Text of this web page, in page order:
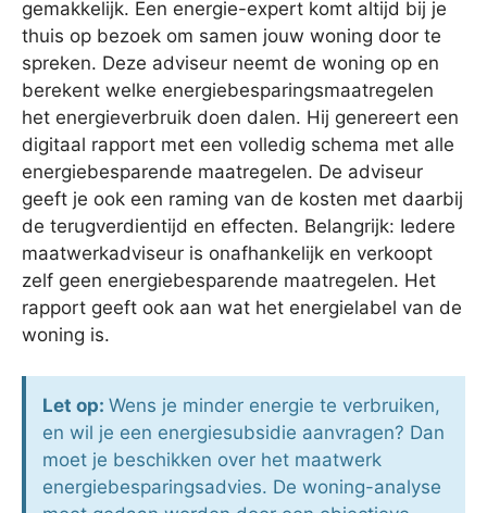
gemakkelijk. Een energie-expert komt altijd bij je
thuis op bezoek om samen jouw woning door te
spreken. Deze adviseur neemt de woning op en
berekent welke energiebesparingsmaatregelen
het energieverbruik doen dalen. Hij genereert een
digitaal rapport met een volledig schema met alle
energiebesparende maatregelen. De adviseur
geeft je ook een raming van de kosten met daarbij
de terugverdientijd en effecten. Belangrijk: Iedere
maatwerkadviseur is onafhankelijk en verkoopt
zelf geen energiebesparende maatregelen. Het
rapport geeft ook aan wat het energielabel van de
woning is.
Let op: Wens je minder energie te verbruiken,
en wil je een energiesubsidie aanvragen? Dan
moet je beschikken over het maatwerk
energiebesparingsadvies. De woning-analyse